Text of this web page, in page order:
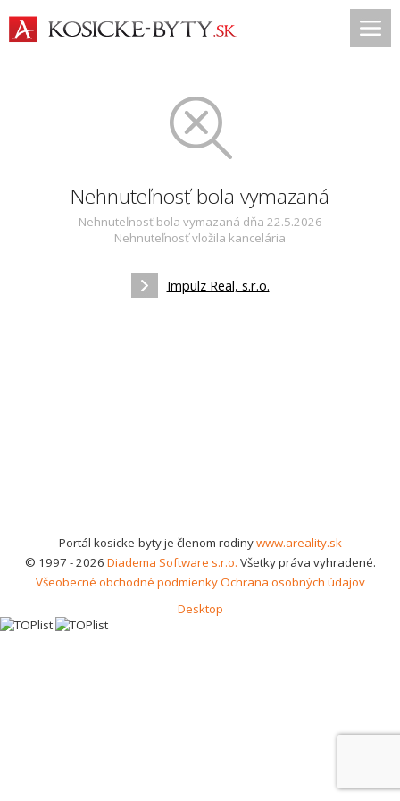
Nehnuteľnosť bola vymazaná
Nehnuteľnosť bola vymazaná dňa 22.5.2026
Nehnuteľnosť vložila kancelária
Impulz Real, s.r.o.
Portál kosicke-byty je členom rodinywww.areality.sk
© 1997 - 2026 Diadema Software s.r.o. Všetky práva vyhradené.
Všeobecné obchodné podmienkyOchrana osobných údajov
Desktop